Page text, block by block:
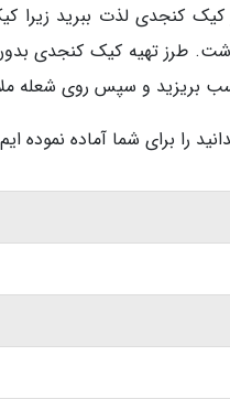
کیک کنجدی لذت ببرید زیرا
طرز تهیه کیک کنجدی
بریزید و سپس روی شعله
برای شما آماده نموده